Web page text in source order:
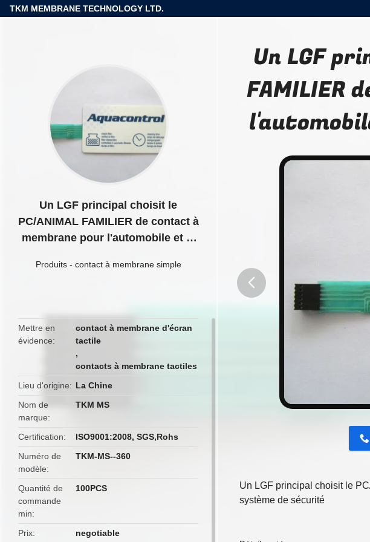
TKM MEMBRANE TECHNOLOGY LTD.
Un LGF principal choisit le
PC/ANIMAL FAMILIER de contact à
membrane pour l'automobile et le
Produits- contact à membrane simple
Mettre en
évidence
contact à membrane d'écran
tactile
,
contacts à membrane tactiles
Lieu d'origine
La Chine
Nom de
marque
TKM MS
Certification
ISO9001:2008, SGS,Rohs
Numéro de
modèle
TKM-MS--360
Quantité de
commande
min
100PCS
Prix negotiable
Un LGF
FAMILIER
Un LGF principal choisit le
système de sécurité